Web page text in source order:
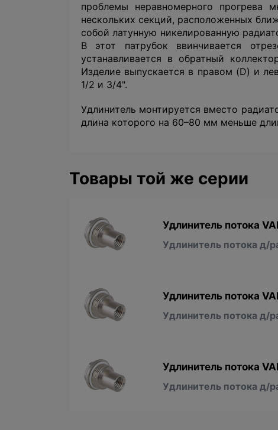
проблемы неравномерного прогрева
нескольких секций, расположенных
собой латунную никелированную
В этот патрубок ввинчивается
устанавливается в обратный
Изделие выпускается в правом (D) и
1/2 и 3/4".
Удлинитель монтируется вместо
длина которого на 60–80 мм меньше
Товары той же серии
Удлинитель потока
Удлинитель потока д/
Удлинитель потока
Удлинитель потока д/
Удлинитель потока
Удлинитель потока д/